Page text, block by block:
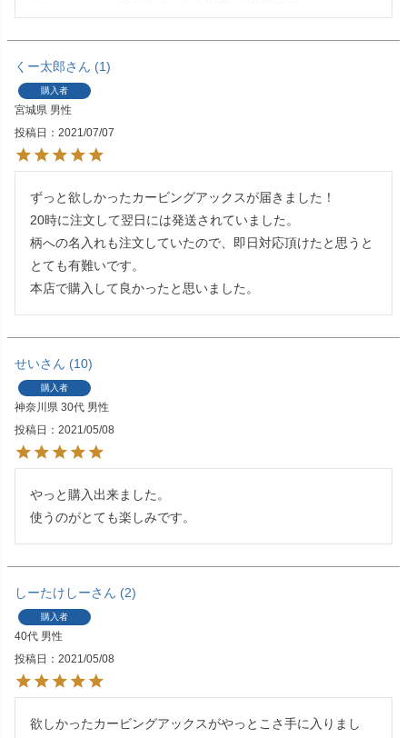
くー太郎 1
購入者
宮城県 男性
投稿日
2021/07/07
ずっと欲しかったカービングアックスが届きました！
20時に注文して翌日には発送されていました。
柄への名入れも注文していたので、即日対応頂けたと思うと
とても有難いです。
本店で購入して良かったと思いました。
せい 10
購入者
神奈川県 30代 男性
投稿日
2021/05/08
やっと購入出来ました。
使うのがとても楽しみです。
しーたけしー 2
購入者
40代 男性
投稿日
2021/05/08
欲しかったカービングアックスがやっとこさ手に入りまし